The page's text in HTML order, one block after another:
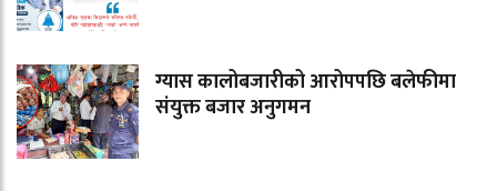
ग्यास कालोबजारीको आरोपपछि बलेफीमा
संयुक्त बजार अनुगमन